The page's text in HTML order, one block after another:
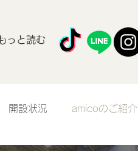
っと読む
開設状況 amicoのご紹介